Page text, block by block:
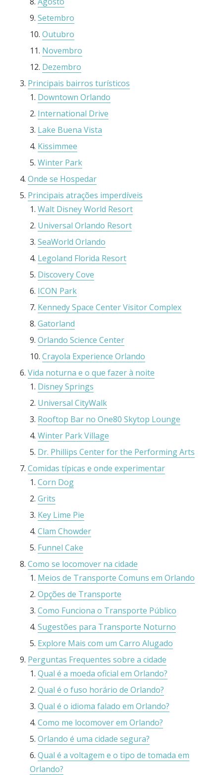
Setembro
Outubro
Novembro
Dezembro
Principais bairros turísticos
Downtown Orlando
International Drive
Lake Buena Vista
Kissimmee
Winter Park
Onde se Hospedar
Principais atrações imperdíveis
Walt Disney World Resort
Universal Orlando Resort
SeaWorld Orlando
Legoland Florida Resort
Discovery Cove
ICON Park
Kennedy Space Center Visitor Complex
Gatorland
Orlando Science Center
Crayola Experience Orlando
Vida noturna e o que fazer à noite
Disney Springs
Universal CityWalk
Rooftop Bar no One80 Skytop Lounge
Winter Park Village
Dr. Phillips Center for the Performing Arts
Comidas típicas e onde experimentar
Corn Dog
Grits
Key Lime Pie
Clam Chowder
Funnel Cake
Como se locomover na cidade
Meios de Transporte Comuns em Orlando
Opções de Transporte
Como Funciona o Transporte Público
Sugestões para Transporte Noturno
Explore Mais com um Carro Alugado
Perguntas Frequentes sobre a cidade
Qual é a moeda oficial em Orlando?
Qual é o fuso horário de Orlando?
Qual é o idioma falado em Orlando?
Como me locomover em Orlando?
Orlando é uma cidade segura?
Qual é a voltagem e o tipo de tomada em
Orlando?